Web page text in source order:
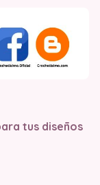
tus diseños